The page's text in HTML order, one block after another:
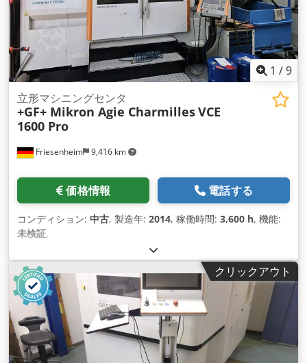
1 /9
Friesenheim 9,416 km
立形マシニングセンタ
+GF+ Mikron Agie CharmillesVCE
1600 Pro
価格情報 電話する
コンディション: 中古, 製造年: 2014, 稼働時間: 3,600 h, 機能:
未検証,
クリックアウト